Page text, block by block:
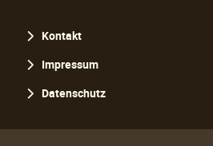
überspringen
Kontakt
Impressum
Datenschutz